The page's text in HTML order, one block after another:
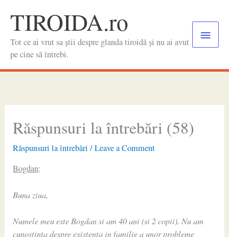
contentTIROIDA.ro
Tot ce ai vrut sa știi despre glanda tiroidă și nu ai avut
pe cine să întrebi.
Main
Răspunsuri la întrebări (58)
Răspunsuri la întrebări /Leave a Comment
Bogdan:
Buna ziua,
Numele meu este Bogdan si am 40 ani (si 2 copii). Nu am
cunostinta despre existenta in familie a unor probleme